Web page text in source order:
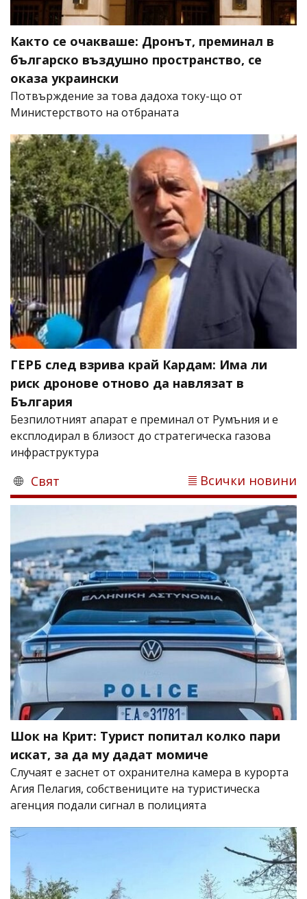
Както се очакваше: Дронът, преминал в
българско въздушно пространство, се
оказа украински
Потвърждение за това дадоха току-що от
Министерството на отбраната
ГЕРБ след взрива край Кардам: Има ли
риск дронове отново да навлязат в
България
Безпилотният апарат е преминал от Румъния и е
експлодирал в близост до стратегическа газова
инфраструктура
Свят Всички новини
Шок на Крит: Турист попитал колко пари
искат, за да му дадат момиче
Случаят е заснет от охранителна камера в курорта
Агия Пелагия, собствениците на туристическа
агенция подали сигнал в полицията